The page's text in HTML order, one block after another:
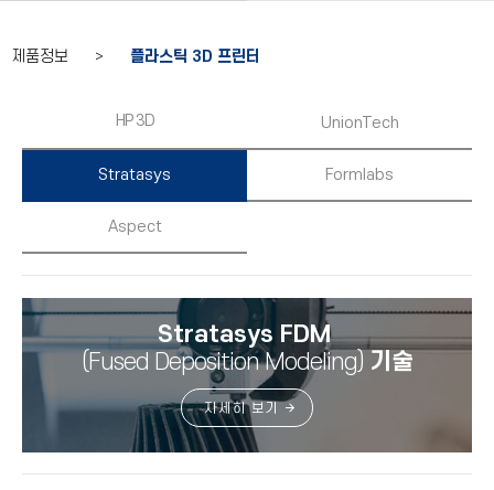
제품정보 > 플라스틱 3D 프린터
HP 3D UnionTech
Stratasys Formlabs
Aspect
Stratasys FDM
(Fused Deposition Modeling) 기술
자세히 보기